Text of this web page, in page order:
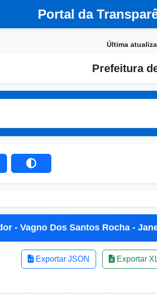
Portal da
Última
Prefeitura
- Vagno Dos Santos Rocha -
Exportar JSON Exportar